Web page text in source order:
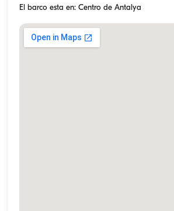
El barco esta en: Centro de Antalya